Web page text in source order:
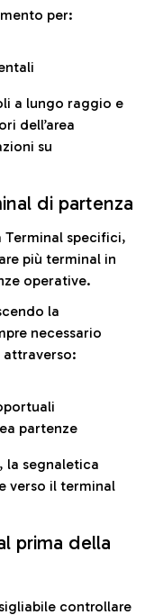
per:
a lungo raggio e
dell’area
su
di partenza
Terminal specifici,
più terminal in
operative.
la
necessario
attraverso:
partenze
la segnaletica
verso il terminal
prima della
controllare